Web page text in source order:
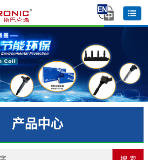
产品中心